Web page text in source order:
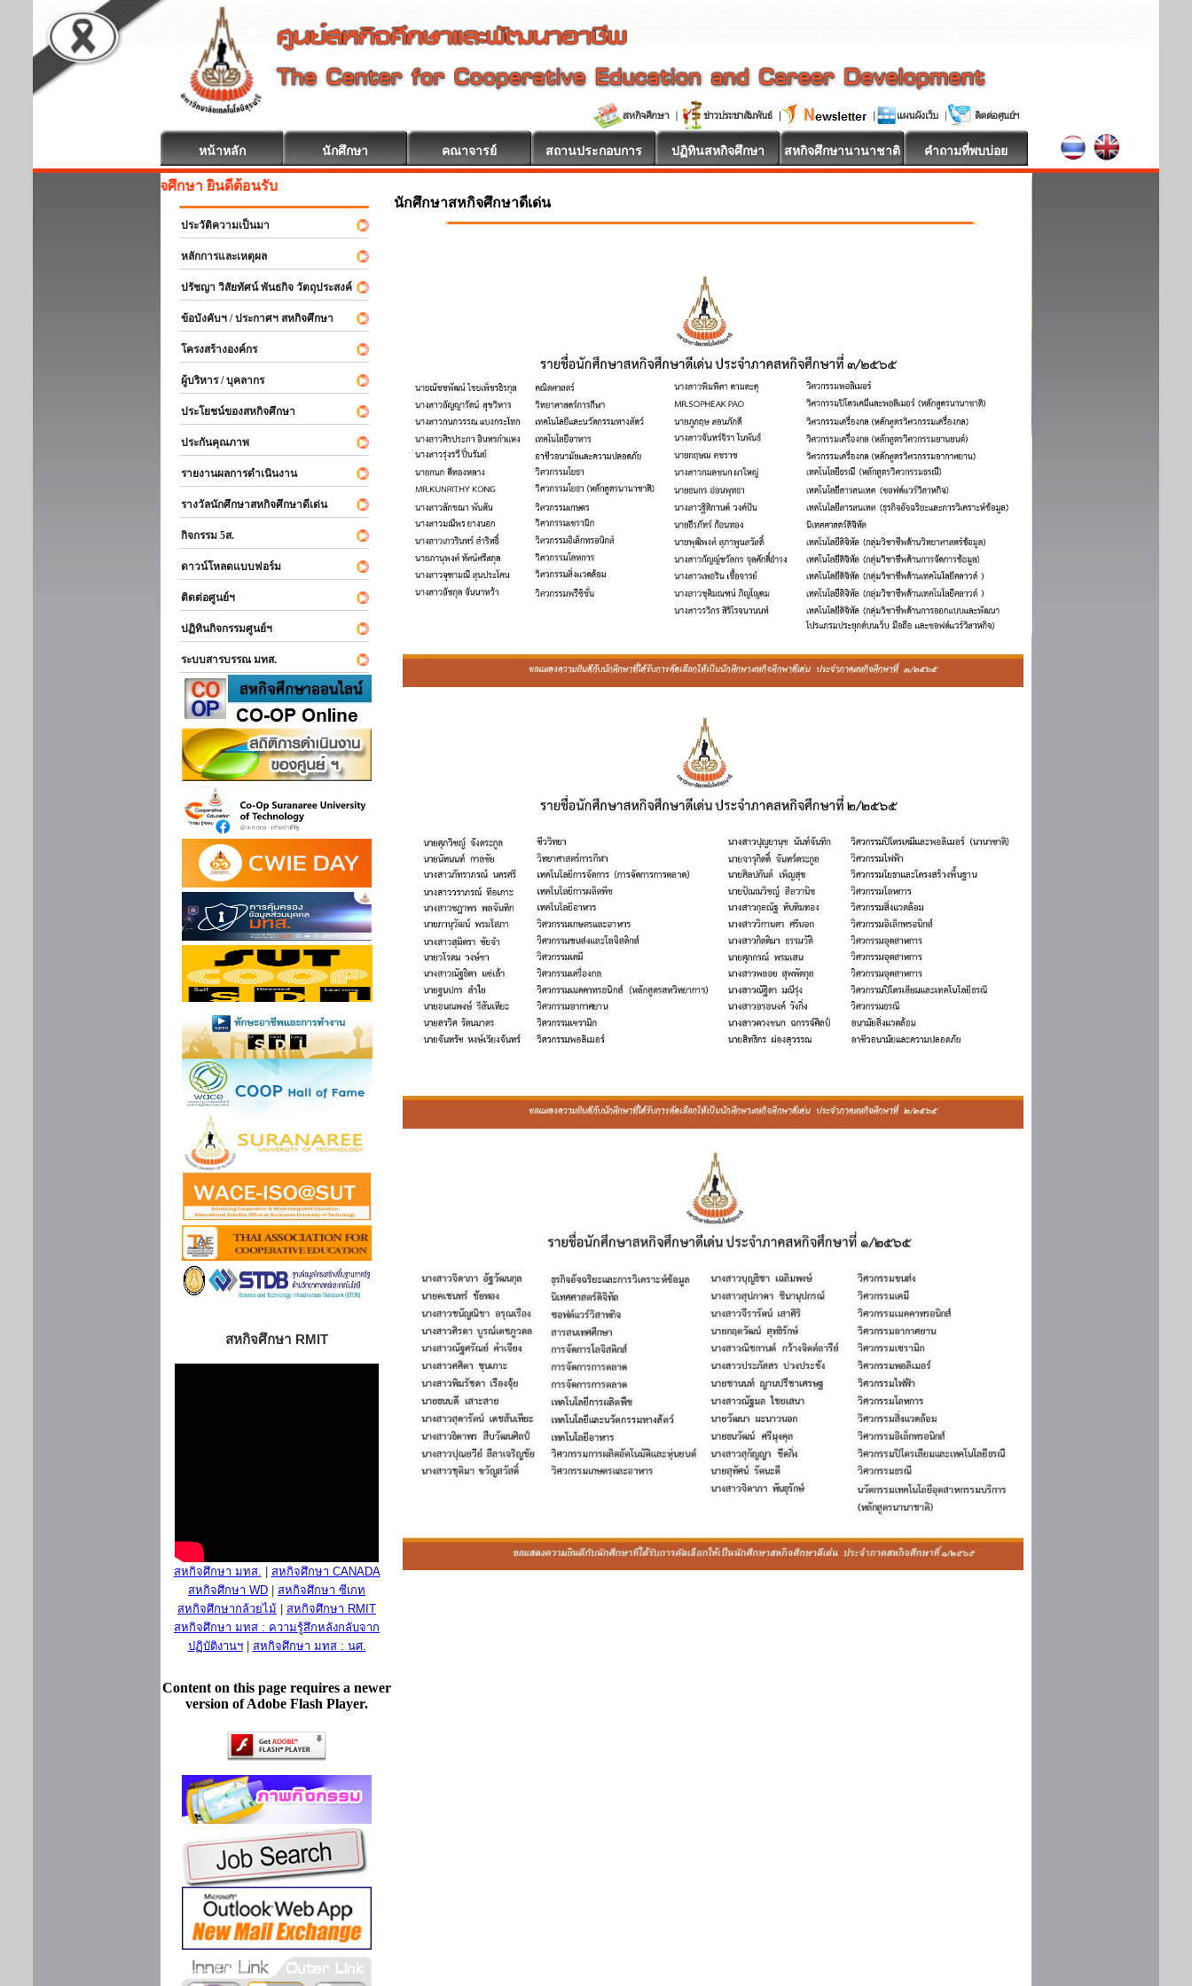
หน้าหลัก นักศึกษา คณาจารย์ สถานประกอบการ ปฏิทินสหกิจศึกษา สหกิจศึกษานานาชาติ คำถามที่พบบ่อย
สหกิจศึกษา ยินดีต้อนรับ
ประวัติความเป็นมา
หลักการและเหตุผล
ปรัชญา วิสัยทัศน์ พันธกิจ วัตถุประสงค์
ข้อบังคับฯ / ประกาศฯ สหกิจศึกษา
โครงสร้างองค์กร
ผู้บริหาร / บุคลากร
ประโยชน์ของสหกิจศึกษา
ประกันคุณภาพ
รายงานผลการดำเนินงาน
รางวัลนักศึกษาสหกิจศึกษาดีเด่น
กิจกรรม 5ส.
ดาวน์โหลดแบบฟอร์ม
ติดต่อศูนย์ฯ
ปฏิทินกิจกรรมศูนย์ฯ
ระบบสารบรรณ มทส.
สหกิจศึกษา RMIT
สหกิจศึกษา มทส.
สหกิจศึกษา CANADA
สหกิจศึกษา WD
สหกิจศึกษา ซีเกท
สหกิจศึกษากล้วยไม้
สหกิจศึกษา RMIT
สหกิจศึกษา มทส : ความรู้สึกหลังกลับจาก
ปฏิบัติงานฯ| สหกิจศึกษา มทส : นศ.
Content on this page requires a newer
version of Adobe Flash Player.
นักศึกษาสหกิจศึกษาดีเด่น